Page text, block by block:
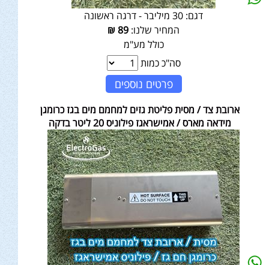
דגם: 30 מיליבר - דרגה ראשונה
המחיר שלנו: 89
₪
כולל מע"מ
סה"כ כמות
פרטים נוספים
ארובת צד / מסית פליטת גזים למחמם מים בגז כרומגן
מידאה מארס / אמישראגז פילוניס 20 ליטר בדקה